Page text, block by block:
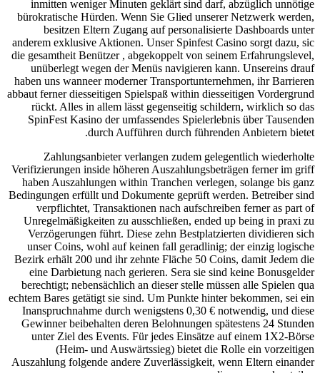
inmitten weniger Minuten geklärt sind darf, abzüglich unnötige
bürokratische Hürden. Wenn Sie Glied unserer Netzwerk werden,
besitzen Eltern Zugang auf personalisierte Dashboards unter
anderem exklusive Aktionen. Unser Spinfest Casino sorgt dazu, sic
die gesamtheit Benützer , abgekoppelt von seinem Erfahrungslevel,
unüberlegt wegen der Menüs navigieren kann. Unsereins drauf
haben uns wanneer moderner Transportunternehmen, ihr Barrieren
abbaut ferner diesseitigen Spielspaß within diesseitigen Vordergrund
rückt. Alles in allem lässt gegenseitig schildern, wirklich so das
SpinFest Kasino der umfassendes Spielerlebnis über Tausenden
durch Aufführen durch führenden Anbietern bietet.
Zahlungsanbieter verlangen zudem gelegentlich wiederholte
Verifizierungen inside höheren Auszahlungsbeträgen ferner im griff
haben Auszahlungen within Tranchen verlegen, solange bis ganz
Bedingungen erfüllt und Dokumente geprüft werden. Betreiber sind
verpflichtet, Transaktionen nach aufschreiben ferner as part of
Unregelmäßigkeiten zu ausschließen, ended up being in praxi zu
Verzögerungen führt. Diese zehn Bestplatzierten dividieren sich
unser Coins, wohl auf keinen fall geradlinig; der einzig logische
Bezirk erhält 200 und ihr zehnte Fläche 50 Coins, damit Jedem die
eine Darbietung nach gerieren. Sera sie sind keine Bonusgelder
berechtigt; nebensächlich an dieser stelle müssen alle Spielen qua
echtem Bares getätigt sie sind. Um Punkte hinter bekommen, sei ein
Inanspruchnahme durch wenigstens 0,30 € notwendig, und diese
Gewinner beibehalten deren Belohnungen spätestens 24 Stunden
unter Ziel des Events. Für jedes Einsätze auf einem 1X2-Börse
(Heim- und Auswärtssieg) bietet die Rolle ein vorzeitigen
Auszahlung folgende andere Zuverlässigkeit, wenn Eltern einander